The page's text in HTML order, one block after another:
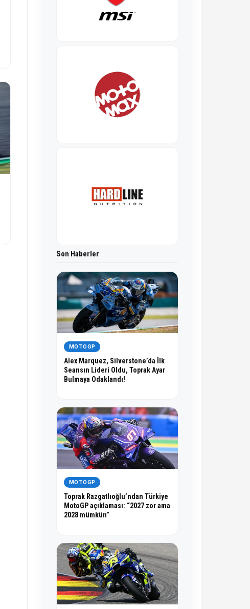
Son Haberler
MOTOGP
Alex Marquez, Silverstone’da İlk
Seansın Lideri Oldu, Toprak Ayar
Bulmaya Odaklandı!
MOTOGP
Toprak Razgatlıoğlu’ndan Türkiye
MotoGP açıklaması: “2027 zor ama
2028 mümkün”